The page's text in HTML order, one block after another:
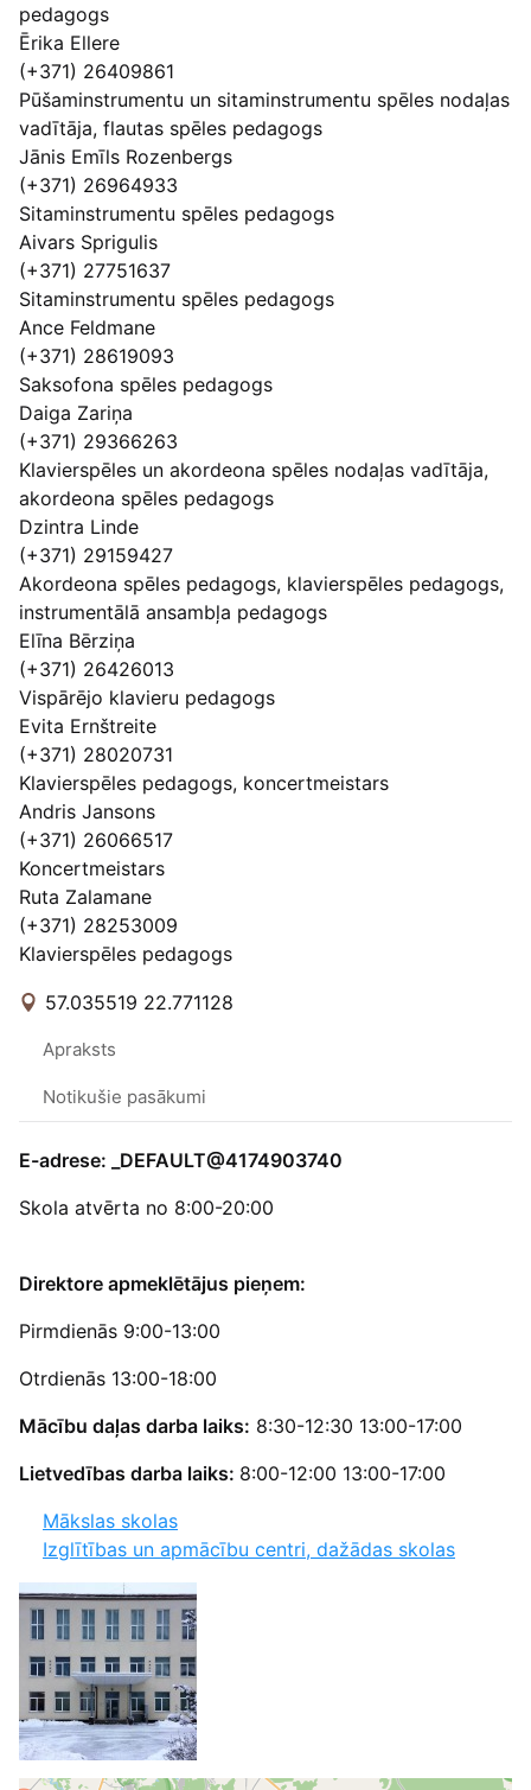
pedagogs
Ērika Ellere
(+371) 26409861
Pūšaminstrumentu un sitaminstrumentu spēles nodaļas
vadītāja, flautas spēles pedagogs
Jānis Emīls Rozenbergs
(+371) 26964933
Sitaminstrumentu spēles pedagogs
Aivars Sprigulis
(+371) 27751637
Sitaminstrumentu spēles pedagogs
Ance Feldmane
(+371) 28619093
Saksofona spēles pedagogs
Daiga Zariņa
(+371) 29366263
Klavierspēles un akordeona spēles nodaļas vadītāja,
akordeona spēles pedagogs
Dzintra Linde
(+371) 29159427
Akordeona spēles pedagogs, klavierspēles pedagogs,
instrumentālā ansambļa pedagogs
Elīna Bērziņa
(+371) 26426013
Vispārējo klavieru pedagogs
Evita Ernštreite
(+371) 28020731
Klavierspēles pedagogs, koncertmeistars
Andris Jansons
(+371) 26066517
Koncertmeistars
Ruta Zalamane
(+371) 28253009
Klavierspēles pedagogs
57.035519 22.771128
Apraksts
Notikušie pasākumi
E-adrese: _DEFAULT@4174903740
Skola atvērta no 8:00-20:00
Direktore apmeklētājus pieņem:
Pirmdienās 9:00-13:00
Otrdienās 13:00-18:00
Mācību daļas darba laiks: 8:30-12:30 13:00-17:00
Lietvedības darba laiks: 8:00-12:00 13:00-17:00
Mākslas skolas
Izglītības un apmācību centri, dažādas skolas